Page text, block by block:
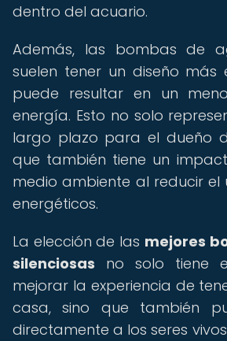
dentro del acuario.
Además, las bombas de
suelen tener un diseño más
puede resultar en un
energía. Esto no solo
largo plazo para el dueño
que también tiene un
medio ambiente al reducir el
energéticos.
La elección de las mejores
silenciosas no solo tiene
mejorar la experiencia de
casa, sino que también
directamente a los seres